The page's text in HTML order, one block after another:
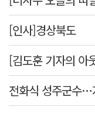
[인사]경상북도